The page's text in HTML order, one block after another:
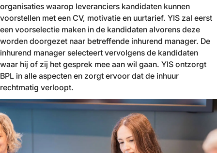
organisaties waarop leveranciers kandidaten kunnen
voorstellen met een CV, motivatie en uurtarief. YIS zal eerst
een voorselectie maken in de kandidaten alvorens deze
worden doorgezet naar betreffende inhurend manager. De
inhurend manager selecteert vervolgens de kandidaten
waar hij of zij het gesprek mee aan wil gaan. YIS ontzorgt
BPL in alle aspecten en zorgt ervoor dat de inhuur
rechtmatig verloopt.